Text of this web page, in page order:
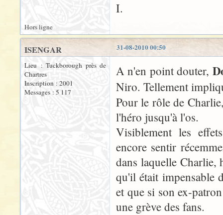
I.
Hors ligne
31-08-2010 00:50
ISENGAR
Lieu : Tuckborough près de
Chartres
Inscription : 2001
Messages : 5 117
A n'en point douter,
Niro. Tellement
Pour le rôle de
l'héro jusqu'à l'os.
Visiblement les
encore sentir
dans laquelle Charlie,
qu'il était impensable
et que si son ex-
une grève des fans.